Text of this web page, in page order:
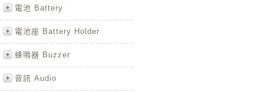
電池 Battery
電池座 Battery Holder
蜂鳴器 Buzzer
音訊 Audio